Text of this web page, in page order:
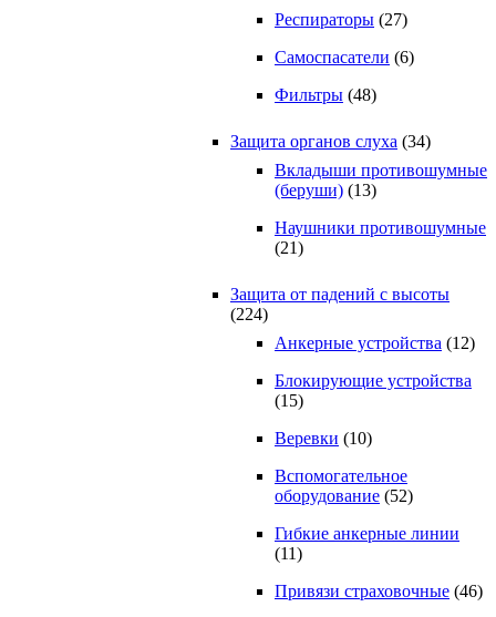
Респираторы (27)
Самоспасатели (6)
Фильтры (48)
Защита органов слуха (34)
Вкладыши противошумные
(беруши) (13)
Наушники противошумные
(21)
Защита от падений с высоты
(224)
Анкерные устройства (12)
Блокирующие устройства
(15)
Веревки (10)
Вспомогательное
оборудование (52)
Гибкие анкерные линии
(11)
Привязи страховочные (46)